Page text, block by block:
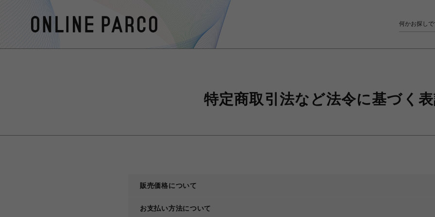
特定商取引法など法令に基づく
販売価格について
お支払い方法について